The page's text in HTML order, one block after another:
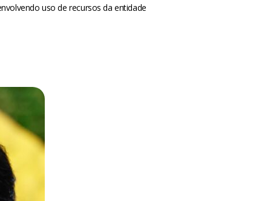
uso de recursos da entidade